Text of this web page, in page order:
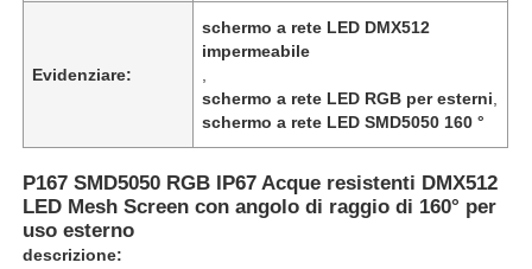
Evidenziare:
schermo a rete LED DMX512
impermeabile
schermo a rete LED RGB per esterni
schermo a rete LED SMD5050 160 °
P167 SMD5050 RGB IP67 Acque resistenti DMX512
LED Mesh Screen con angolo di raggio di 160° per
uso esterno
descrizione: